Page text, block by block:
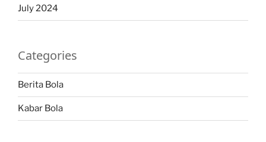
July 2024
Categories
Berita Bola
Kabar Bola